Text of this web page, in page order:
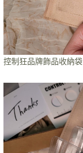
控制狂品牌飾品收納袋